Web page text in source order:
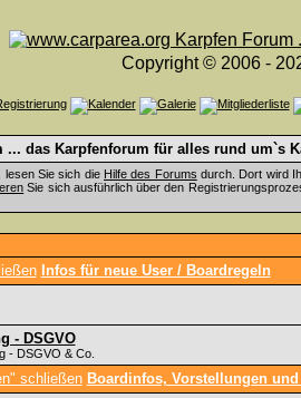
Copyright © 2006 -
das Karpfenforum für alles rund um`s
lesen Sie sich die Hilfe des Forums durch. Dort wird
Sie sich ausführlich über den
Infos für neue User / Boardregeln
- DSGVO
- DSGVO & Co.
Boardinfos, Vorstellungen